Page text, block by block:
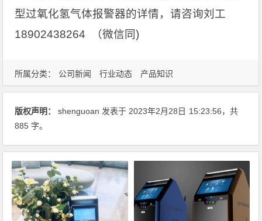
型过氧化氢气体报警器的详情，请咨询刘工
18902438264 （微信同)
所属分类： 公司新闻 行业动态 产品知识
版权声明： shenguoan 发表于 2023年2月28日 15:23:56，共
885 字。